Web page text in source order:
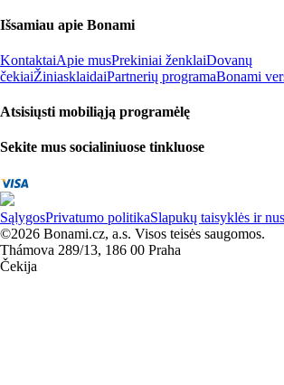
Išsamiau apie Bonami
KontaktaiApie musPrekiniai ženklaiDovanų
čekiaiŽiniasklaidaiPartnerių programaBonami
Atsisiųsti mobiliąją programėlę
Sekite mus socialiniuose tinkluose
SąlygosPrivatumo politikaSlapukų taisyklės ir
©2026 Bonami.cz, a.s. Visos teisės saugomos.
Thámova 289/13, 186 00 Praha
Čekija